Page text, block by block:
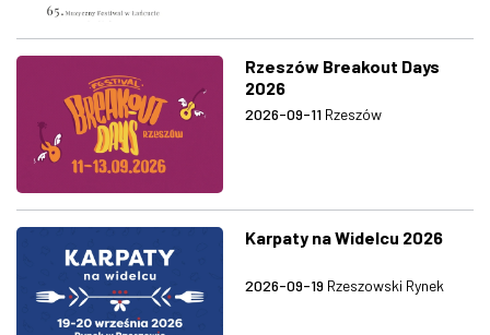
Rzeszów Breakout Days
2026
2026-09-11 Rzeszów
Karpaty na Widelcu 2026
2026-09-19 Rzeszowski Rynek